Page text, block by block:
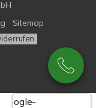
Sitemap
Google-